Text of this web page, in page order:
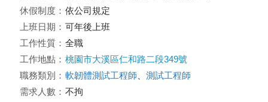
休假制度： 依公司規定
上班日期： 可年後上班
工作性質： 全職
工作地點： 桃園市大溪區仁和路二段349號
職務類別： 軟韌體測試工程師
測試工程師
需求人數： 不拘